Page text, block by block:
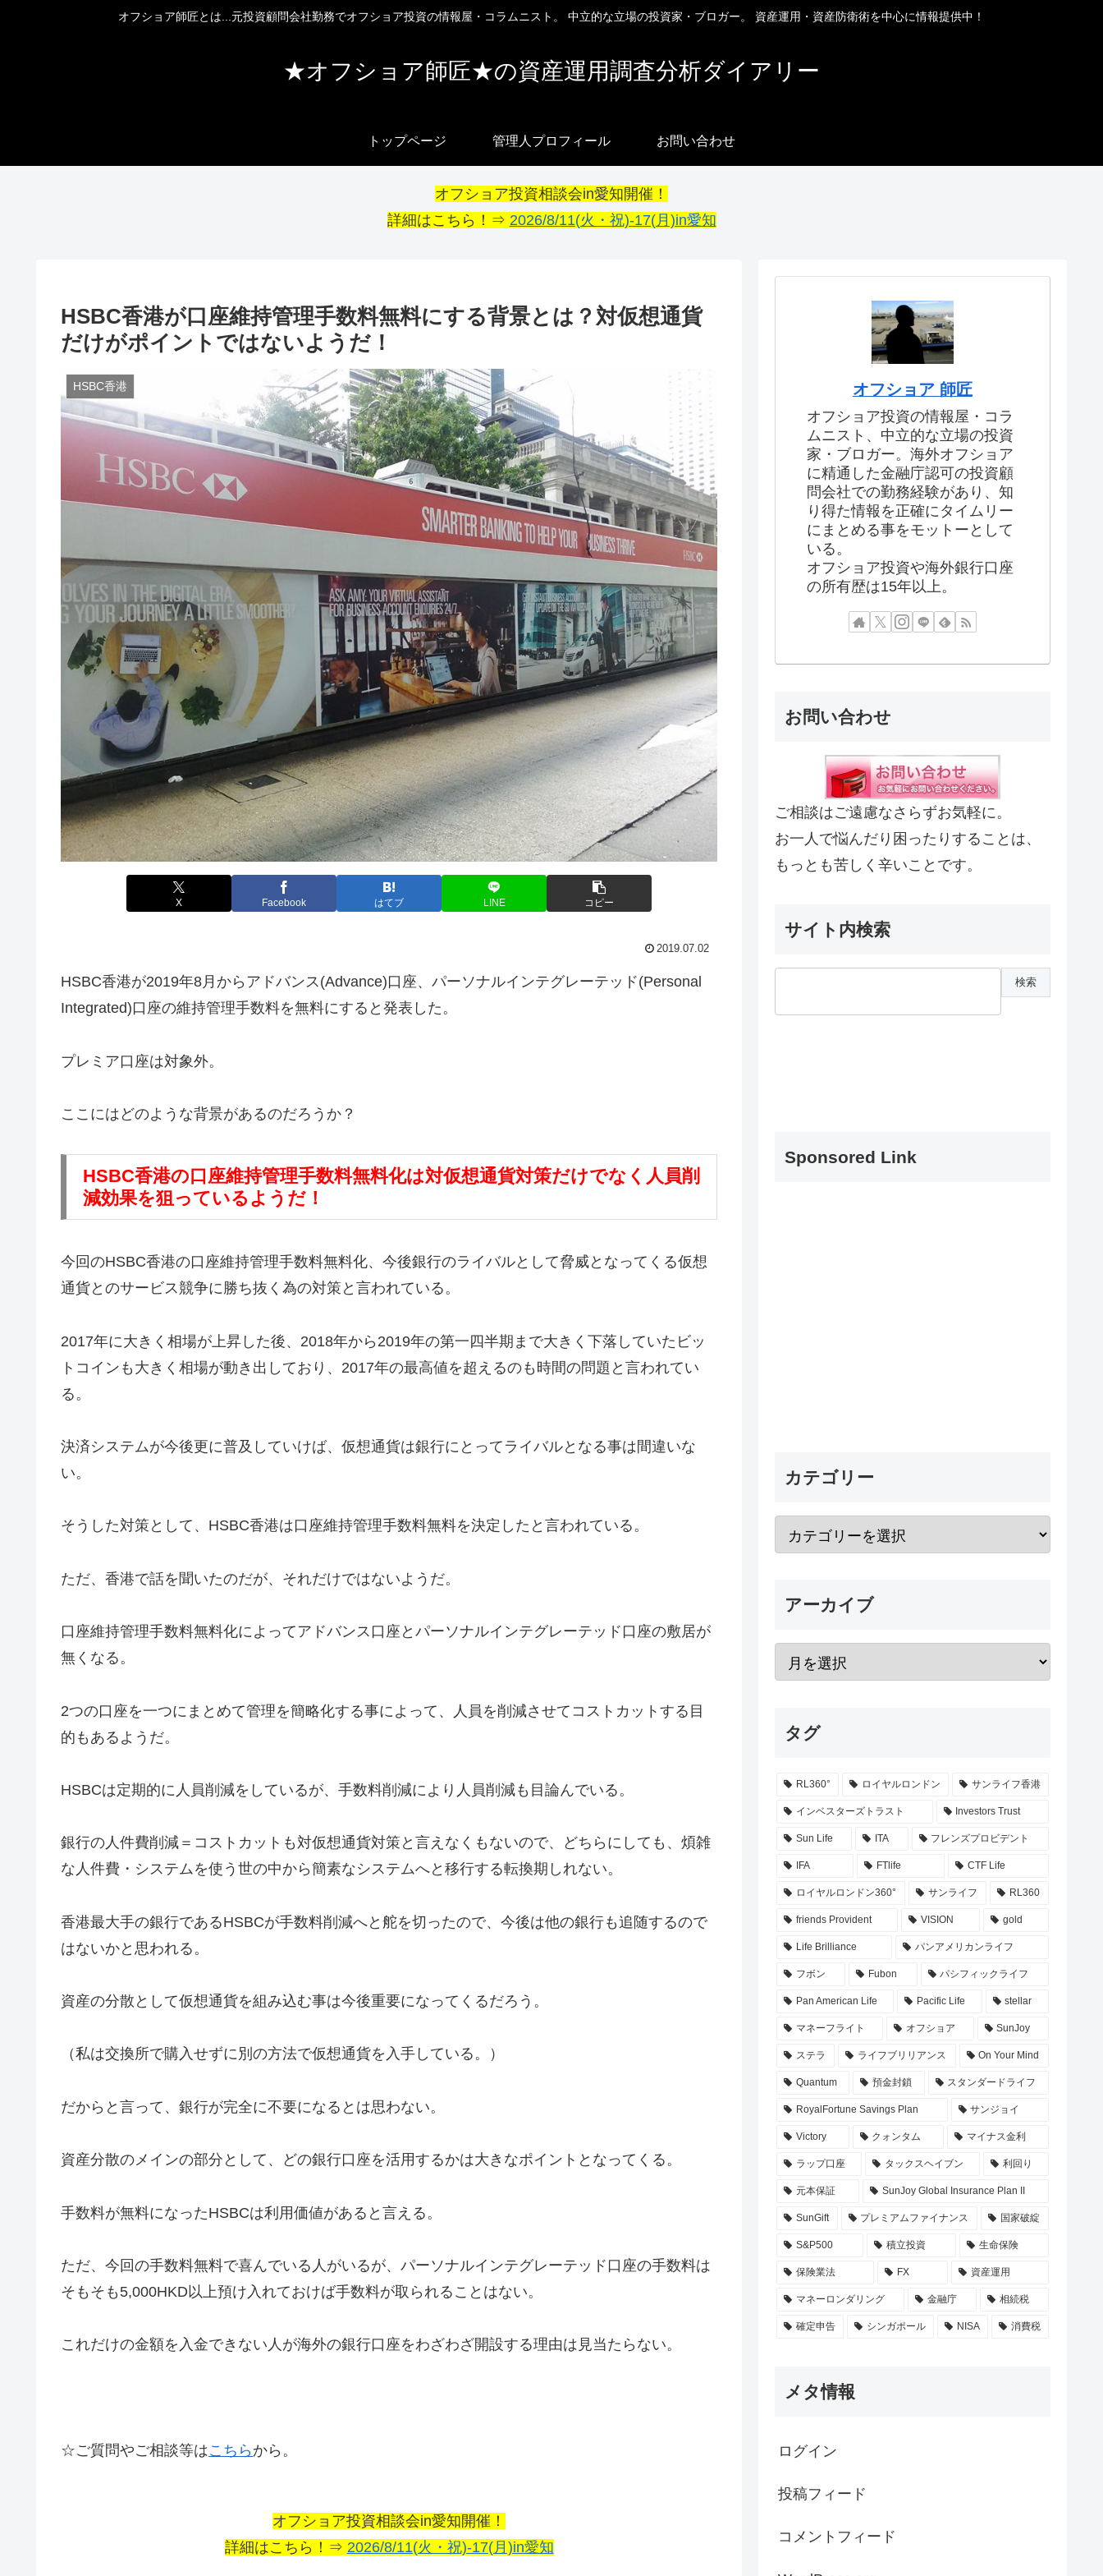
オフショア師匠とは...元投資顧問会社勤務でオフショア投資の情報屋・コラムニスト。 中立的な立場の投資家・ブロガー。 資産運用・資産防衛術を中心に情報提供中！
★オフショア師匠★の資産運用調査分析ダイアリー
トップページ 管理人プロフィール お問い合わせ
オフショア投資相談会in愛知開催！
詳細はこちら！⇒ 2026/8/11(火・祝)-17(月)in愛知
HSBC香港が口座維持管理手数料無料にする背景とは？対仮想通貨
だけがポイントではないようだ！
HSBC香港
X Facebook はてブ LINE コピー
2019.07.02
HSBC香港が2019年8月からアドバンス(Advance)口座、パーソナルインテグレーテッド(Personal
Integrated)口座の維持管理手数料を無料にすると発表した。
プレミア口座は対象外。
ここにはどのような背景があるのだろうか？
HSBC香港の口座維持管理手数料無料化は対仮想通貨対策だけでなく人員削
減効果を狙っているようだ！
今回のHSBC香港の口座維持管理手数料無料化、今後銀行のライバルとして脅威となってくる仮想
通貨とのサービス競争に勝ち抜く為の対策と言われている。
2017年に大きく相場が上昇した後、2018年から2019年の第一四半期まで大きく下落していたビッ
トコインも大きく相場が動き出しており、2017年の最高値を超えるのも時間の問題と言われてい
る。
決済システムが今後更に普及していけば、仮想通貨は銀行にとってライバルとなる事は間違いな
い。
そうした対策として、HSBC香港は口座維持管理手数料無料を決定したと言われている。
ただ、香港で話を聞いたのだが、それだけではないようだ。
口座維持管理手数料無料化によってアドバンス口座とパーソナルインテグレーテッド口座の敷居が
無くなる。
2つの口座を一つにまとめて管理を簡略化する事によって、人員を削減させてコストカットする目
的もあるようだ。
HSBCは定期的に人員削減をしているが、手数料削減により人員削減も目論んでいる。
銀行の人件費削減＝コストカットも対仮想通貨対策と言えなくもないので、どちらにしても、煩雑
な人件費・システムを使う世の中から簡素なシステムへと移行する転換期しれない。
香港最大手の銀行であるHSBCが手数料削減へと舵を切ったので、今後は他の銀行も追随するので
はないかと思われる。
資産の分散として仮想通貨を組み込む事は今後重要になってくるだろう。
（私は交換所で購入せずに別の方法で仮想通貨を入手している。）
だからと言って、銀行が完全に不要になるとは思わない。
資産分散のメインの部分として、どの銀行口座を活用するかは大きなポイントとなってくる。
手数料が無料になったHSBCは利用価値があると言える。
ただ、今回の手数料無料で喜んでいる人がいるが、パーソナルインテグレーテッド口座の手数料は
そもそも5,000HKD以上預け入れておけば手数料が取られることはない。
これだけの金額を入金できない人が海外の銀行口座をわざわざ開設する理由は見当たらない。
☆ご質問やご相談等はこちら から。
オフショア投資相談会in愛知開催！
詳細はこちら！⇒ 2026/8/11(火・祝)-17(月)in愛知
オフショア 師匠
オフショア投資の情報屋・コラ
ムニスト、中立的な立場の投資
家・ブロガー。海外オフショア
に精通した金融庁認可の投資顧
問会社での勤務経験があり、知
り得た情報を正確にタイムリー
にまとめる事をモットーとして
いる。
オフショア投資や海外銀行口座
の所有歴は15年以上。
お問い合わせ
ご相談はご遠慮なさらずお気軽に。
お一人で悩んだり困ったりすることは、
もっとも苦しく辛いことです。
サイト内検索
Sponsored Link
カテゴリー
アーカイブ
タグ
RL360° ロイヤルロンドン サンライフ香港
インベスターズトラスト Investors Trust
Sun Life ITA フレンズプロビデント
IFA FTlife CTF Life
ロイヤルロンドン360° サンライフ RL360
friends Provident VISION gold
Life Brilliance パンアメリカンライフ
フボン Fubon パシフィックライフ
Pan American Life Pacific Life stellar
マネーフライト オフショア SunJoy
ステラ ライフブリリアンス On Your Mind
Quantum 預金封鎖 スタンダードライフ
RoyalFortune Savings Plan サンジョイ
Victory クォンタム マイナス金利
ラップ口座 タックスヘイブン 利回り
元本保証 SunJoy Global Insurance Plan II
SunGift プレミアムファイナンス 国家破綻
S&P500 積立投資 生命保険
保険業法 FX 資産運用
マネーロンダリング 金融庁 相続税
確定申告 シンガポール NISA 消費税
メタ情報
ログイン
投稿フィード
コメントフィード